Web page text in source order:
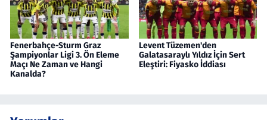
Fenerbahçe-Sturm Graz
Şampiyonlar Ligi 3. Ön Eleme
Maçı Ne Zaman ve Hangi
Kanalda?
Levent Tüzemen'den
Galatasaraylı Yıldız İçin Sert
Eleştiri: Fiyasko İddiası